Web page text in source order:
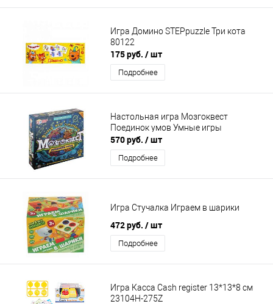
Игра Домино STEPpuzzle Три кота
80122
175 руб. / шт
Подробнее
Настольная игра Мозгоквест
Поединок умов Умные игры
570 руб. / шт
Подробнее
Игра Стучалка Играем в шарики
472 руб. / шт
Подробнее
Игра Касса Cash register 13*13*8 см
23104H-275Z